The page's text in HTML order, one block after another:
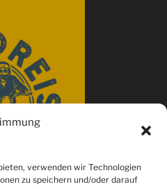
verwenden wir Technologien
zu speichern und/oder darauf